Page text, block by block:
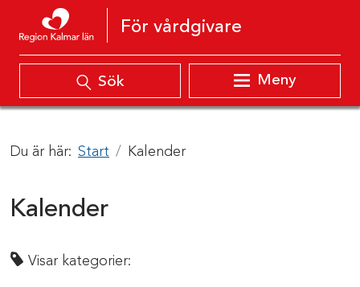
Hoppa till innehåll
För vårdgivare
Sök Meny
Du är här: Start Kalender
Kalender
Visar kategorier: